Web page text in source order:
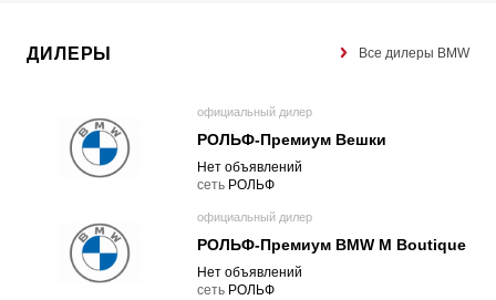
ДИЛЕРЫ Все дилеры BMW
официальный дилер
РОЛЬФ-Премиум Вешки
Нет объявлений
cеть РОЛЬФ
официальный дилер
РОЛЬФ-Премиум BMW M Boutique
Нет объявлений
cеть РОЛЬФ